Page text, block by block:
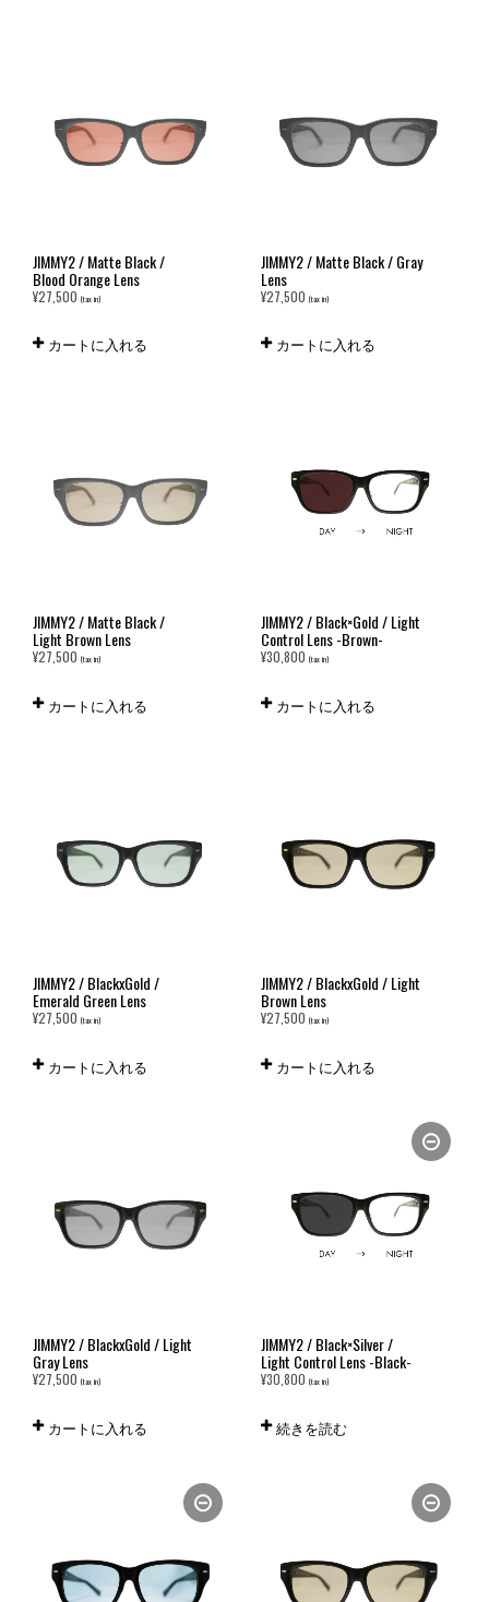
JIMMY2 / Matte Black /
Blood Orange Lens
¥27,500 (tax in)
カートに入れる
JIMMY2 / Matte Black / Gray
Lens
¥27,500 (tax in)
カートに入れる
JIMMY2 / Matte Black /
Light Brown Lens
¥27,500 (tax in)
カートに入れる
JIMMY2 / Black×Gold / Light
Control Lens -Brown-
¥30,800 (tax in)
カートに入れる
JIMMY2 / BlackxGold /
Emerald Green Lens
¥27,500 (tax in)
カートに入れる
JIMMY2 / BlackxGold / Light
Brown Lens
¥27,500 (tax in)
カートに入れる
JIMMY2 / BlackxGold / Light
Gray Lens
¥27,500 (tax in)
カートに入れる
JIMMY2 / Black×Silver /
Light Control Lens -Black-
¥30,800 (tax in)
続きを読む